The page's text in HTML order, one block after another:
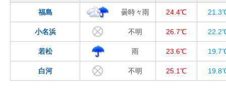
福島 曇時々雨 24.4℃
小名浜 不明 26.7℃
若松 雨 23.6℃
白河 不明 25.1℃